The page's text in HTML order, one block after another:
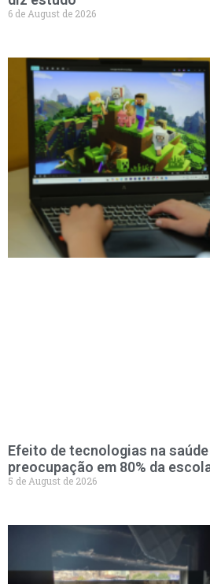
6 de August de 2026
Efeito de tecnologias na
preocupação em 80% da
5 de August de 2026